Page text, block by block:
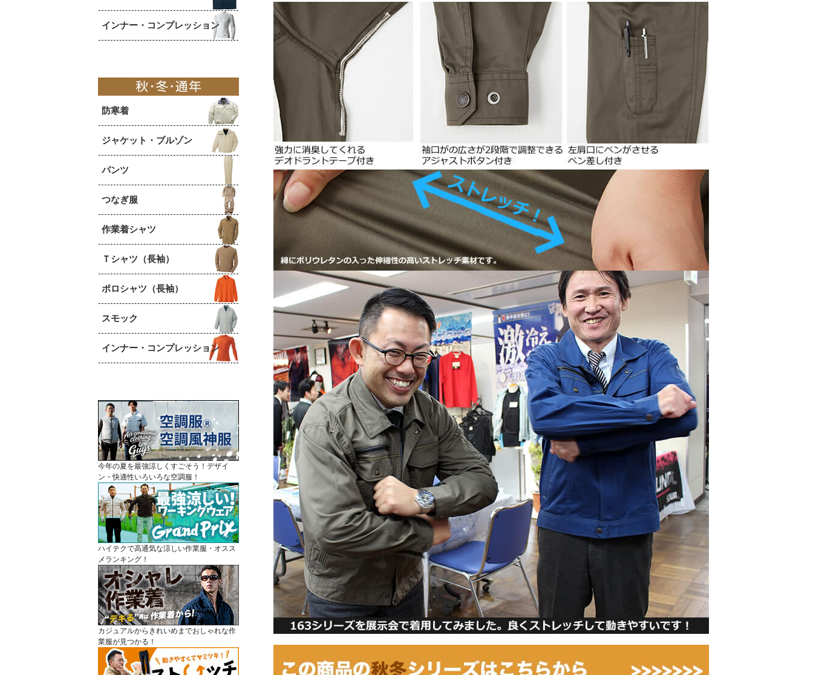
インナー・コンプレッション
防寒着
ジャケット・ブルゾン
パンツ
つなぎ服
作業着シャツ
Ｔシャツ（長袖）
ポロシャツ（長袖）
スモック
インナー・コンプレッション
今年の夏を最強涼しくすごそう！デザイ
ン・快適性いろいろな空調服！
ハイテクで高通気な涼しい作業服・オスス
メランキング！
カジュアルからきれいめまでおしゃれな作
業服が見つかる！